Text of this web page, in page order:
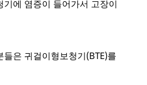
에 염증이 들어가서 고장이
은 귀걸이형보청기(BTE)를